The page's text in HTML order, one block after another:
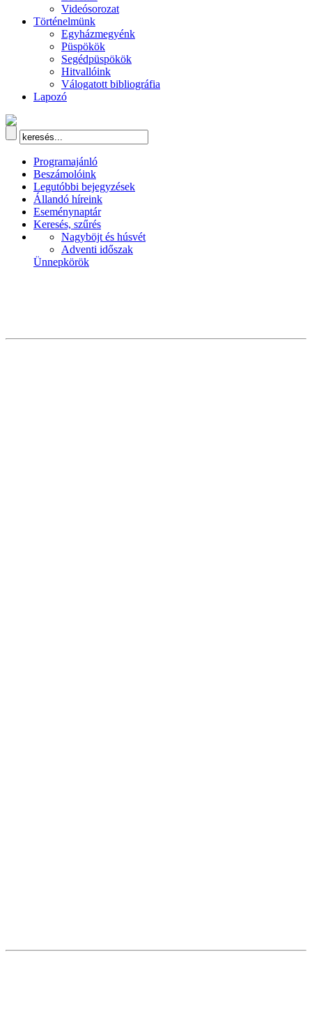
Videósorozat
Történelmünk
Egyházmegyénk
Püspökök
Segédpüspökök
Hitvallóink
Válogatott bibliográfia
Lapozó
Programajánló
Beszámolóink
Legutóbbi bejegyzések
Állandó híreink
Eseménynaptár
Keresés, szűrés
Nagyböjt és húsvét
Adventi időszak
Ünnepkörök